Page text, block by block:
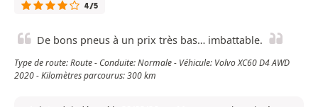
4/5
De bons pneus à un prix très bas… imbattable.
Type de route: Route - Conduite: Normale - Véhicule: Volvo XC60 D4 AWD
2020 - Kilomètres parcourus: 300 km